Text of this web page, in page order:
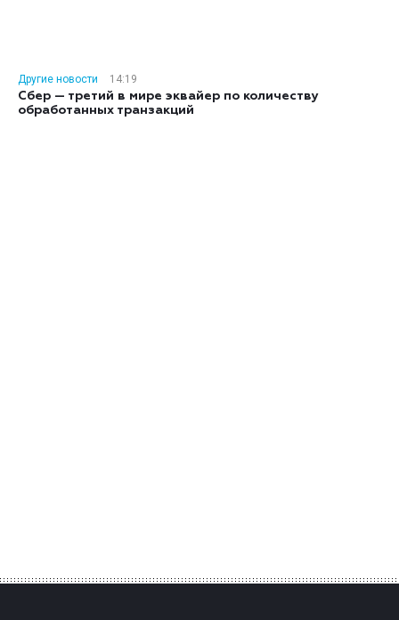
Другие новости
14:19
Сбер — третий в мире эквайер по количеству
обработанных транзакций